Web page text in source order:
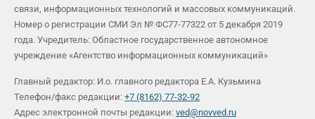
связи, информационных технологий и массовых коммуникаций.
Номер о регистрации СМИ Эл № ФС77-77322 от 5 декабря 2019
года. Учредитель: Областное государственное автономное
учреждение «Агентство информационных коммуникаций»
Главный редактор: И.о. главного редактора Е.А. Кузьмина
Телефон/факс редакции: +7 (8162) 77-32-92
Адрес электронной почты редакции: ved@novved.ru